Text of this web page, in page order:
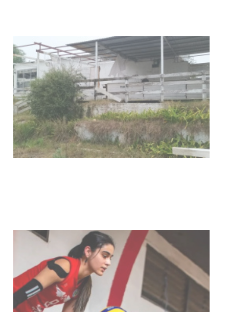
Turismo accesible para personas
con discapacidad y adultos
mayores